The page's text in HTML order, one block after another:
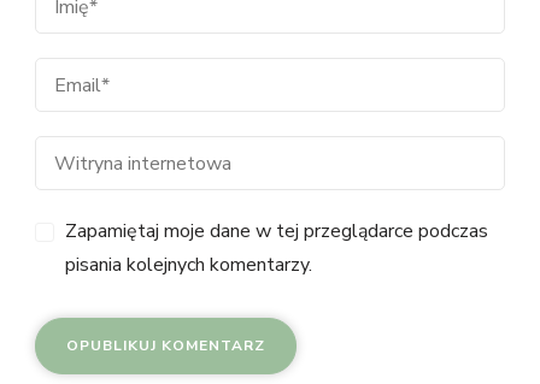
Zapamiętaj moje dane w tej przeglądarce podczas
pisania kolejnych komentarzy.